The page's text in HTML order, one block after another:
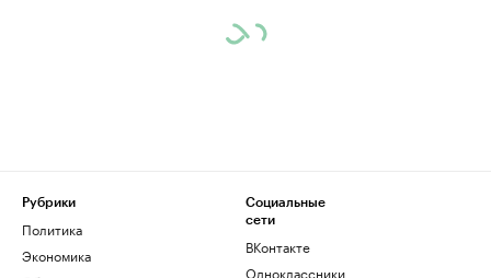
Рубрики
Политика
Экономика
Социальные
сети
ВКонтакте
Одноклассники